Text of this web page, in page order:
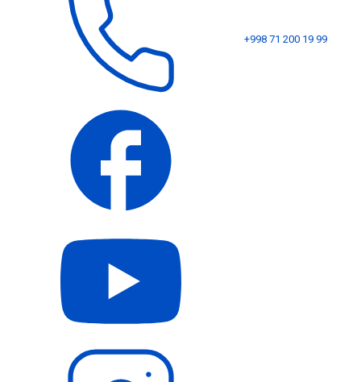
+998 71 200 19 99